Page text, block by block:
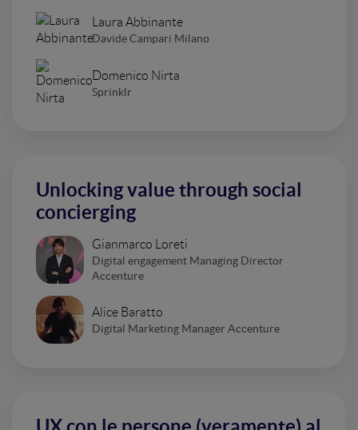
Laura Abbinante
Davide Campari Milano
Domenico Nirta
Sprinklr
Unlocking value through social
concierging
Gianmarco Loreti
Digital engagement Managing Director
Accenture
Alice Baratto
Digital Marketing Manager Accenture